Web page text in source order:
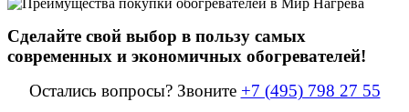
Сделайте свой выбор в пользу самых
современных и экономичных обогревателей!
Остались вопросы? Звоните +7 (495) 798 27 55